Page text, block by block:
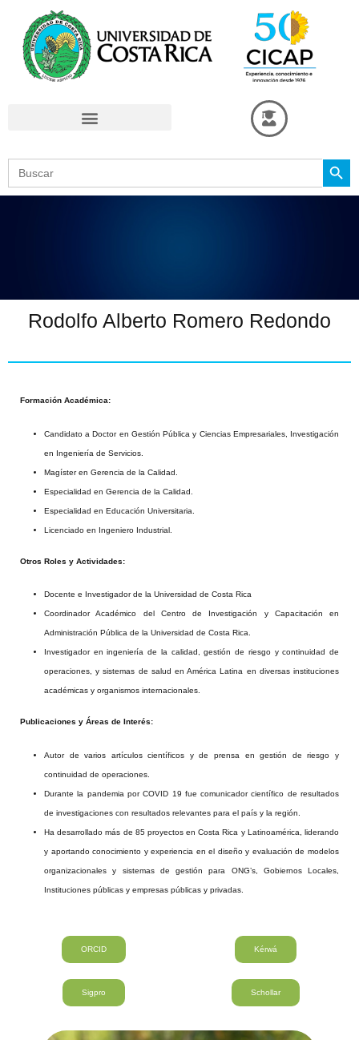
contenido
Search
for:
Search Button
Rodolfo Alberto Romero Redondo
Formación Académica:
Candidato a Doctor en Gestión Pública y Ciencias Empresariales, Investigación
en Ingeniería de Servicios.
Magíster en Gerencia de la Calidad.
Especialidad en Gerencia de la Calidad.
Especialidad en Educación Universitaria.
Licenciado en Ingeniero Industrial.
Otros Roles y Actividades:
Docente e Investigador de la Universidad de Costa Rica
Coordinador Académico del Centro de Investigación y Capacitación en
Administración Pública de la Universidad de Costa Rica.
Investigador en ingeniería de la calidad, gestión de riesgo y continuidad de
operaciones, y sistemas de salud en América Latina en diversas instituciones
académicas y organismos internacionales.
Publicaciones y Áreas de Interés:
Autor de varios artículos científicos y de prensa en gestión de riesgo y
continuidad de operaciones.
Durante la pandemia por COVID 19 fue comunicador científico de resultados
de investigaciones con resultados relevantes para el país y la región.
Ha desarrollado más de 85 proyectos en Costa Rica y Latinoamérica, liderando
y aportando conocimiento y experiencia en el diseño y evaluación de modelos
organizacionales y sistemas de gestión para ONG’s, Gobiernos Locales,
Instituciones públicas y empresas públicas y privadas.
ORCID Kérwá
Sigpro Schollar